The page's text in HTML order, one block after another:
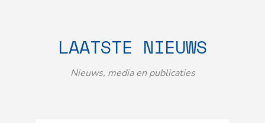
LAATSTE NIEUWS
Nieuws, media en publicaties